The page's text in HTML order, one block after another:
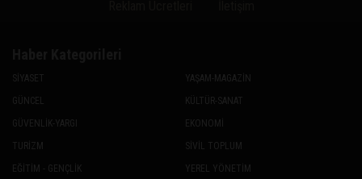
SİYASET
GÜNCEL
GÜVENLİK-YARGI
TURİZM
EĞİTİM - GENÇLİK
YAŞAM-MAGAZİN
KÜLTÜR-SANAT
EKONOMİ
SİVİL TOPLUM
YEREL YÖNETİM